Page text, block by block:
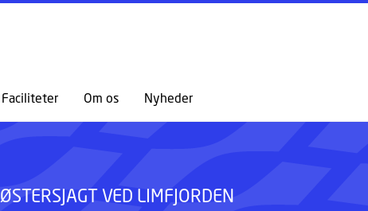
GÅ TIL PRIMÆRT INDHOLD (TRYK ENTER).
Faciliteter Om os Nyheder
ØSTERSJAGT VED LIMFJORDEN